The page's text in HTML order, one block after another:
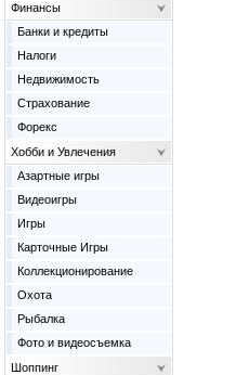
Финансы
Банки и кредиты
Налоги
Недвижимость
Страхование
Форекс
Хобби и Увлечения
Азартные игры
Видеоигры
Игры
Карточные Игры
Коллекционирование
Охота
Рыбалка
Фото и видеосъемка
Шоппинг